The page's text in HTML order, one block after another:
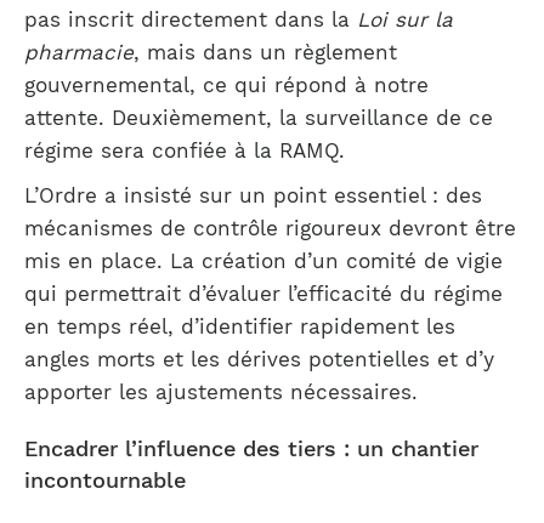
pas inscrit directement dans la Loi sur la
pharmacie, mais dans un règlement
gouvernemental, ce qui répond à notre
attente. Deuxièmement, la surveillance de ce
régime sera confiée à la RAMQ.
L’Ordre a insisté sur un point essentiel : des
mécanismes de contrôle rigoureux devront être
mis en place. La création d’un comité de vigie
qui permettrait d’évaluer l’efficacité du régime
en temps réel, d’identifier rapidement les
angles morts et les dérives potentielles et d’y
apporter les ajustements nécessaires.
Encadrer l’influence des tiers : un chantier
incontournable